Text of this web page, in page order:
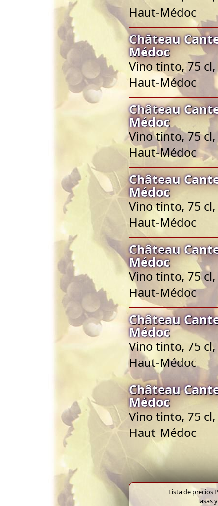
Haut-Médoc
Château
Médoc
Vino tinto, 75
Haut-Médoc
Château
Médoc
Vino tinto, 75
Haut-Médoc
Château
Médoc
Vino tinto, 75
Haut-Médoc
Château
Médoc
Vino tinto, 75
Haut-Médoc
Château
Médoc
Vino tinto, 75
Haut-Médoc
Château
Médoc
Vino tinto, 75
Haut-Médoc
Lista de precios
Tasas